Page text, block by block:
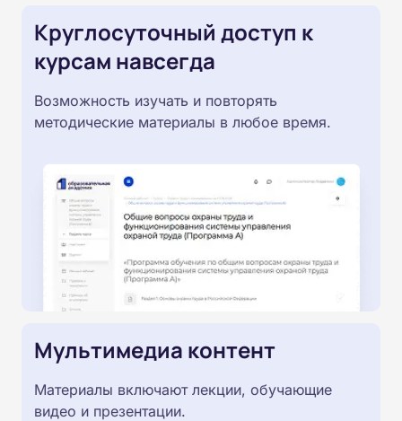
Круглосуточный доступ к
курсам навсегда
Возможность изучать и повторять
методические материалы в любое время.
Мультимедиа контент
Материалы включают лекции, обучающие
видео и презентации.